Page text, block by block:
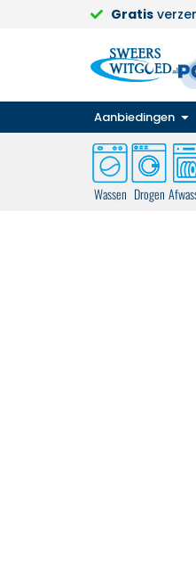
Gratis
Aanbiedingen
Wassen Drogen